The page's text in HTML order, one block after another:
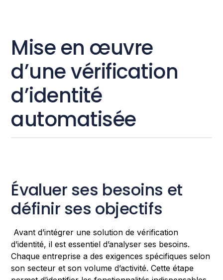
Mise en œuvre
d’une vérification
d’identité
automatisée
Évaluer ses besoins et
définir ses objectifs
Avant d’intégrer une solution de vérification
d’identité, il est essentiel d’analyser ses besoins.
Chaque entreprise a des exigences spécifiques selon
son secteur et son volume d’activité. Cette étape